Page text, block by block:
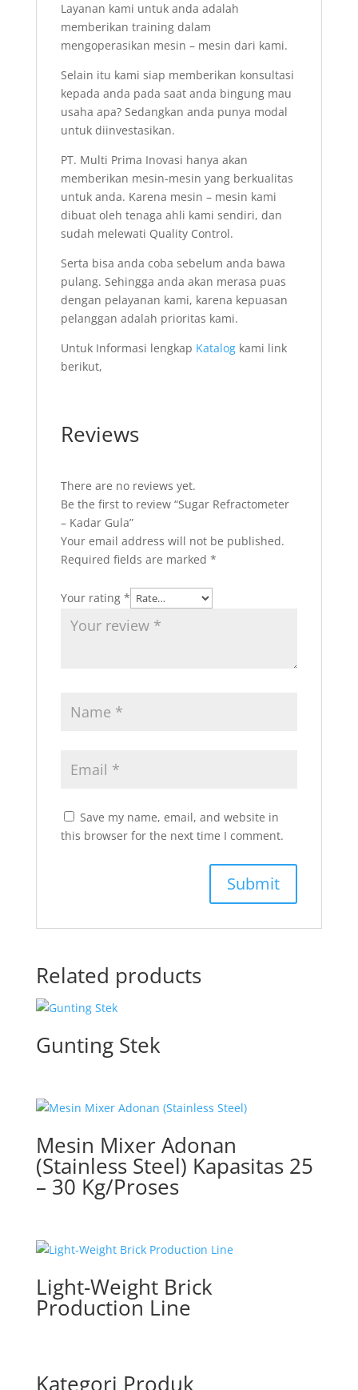
Layanan kami untuk anda adalah
memberikan training dalam
mengoperasikan mesin – mesin dari kami.
Selain itu kami siap memberikan konsultasi
kepada anda pada saat anda bingung mau
usaha apa? Sedangkan anda punya modal
untuk diinvestasikan.
PT. Multi Prima Inovasi hanya akan
memberikan mesin-mesin yang berkualitas
untuk anda. Karena mesin – mesin kami
dibuat oleh tenaga ahli kami sendiri, dan
sudah melewati Quality Control.
Serta bisa anda coba sebelum anda bawa
pulang. Sehingga anda akan merasa puas
dengan pelayanan kami, karena kepuasan
pelanggan adalah prioritas kami.
Untuk Informasi lengkap Katalogkami link
berikut,
Reviews
There are no reviews yet.
Be the first to review “Sugar Refractometer
– Kadar Gula”
Your email address will not be published.
Required fields are marked *
Your rating *
Save my name, email, and website in
this browser for the next time I comment.
Related products
Gunting Stek
Mesin Mixer Adonan
(Stainless Steel) Kapasitas 25
– 30 Kg/Proses
Light-Weight Brick
Production Line
Kategori Produk